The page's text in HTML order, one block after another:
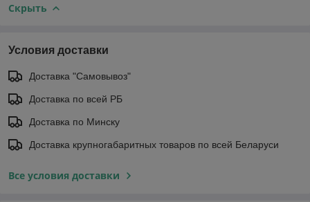
Скрыть
Условия доставки
Доставка "Самовывоз"
Доставка по всей РБ
Доставка по Минску
Доставка крупногабаритных товаров по всей Беларуси
Все условия доставки